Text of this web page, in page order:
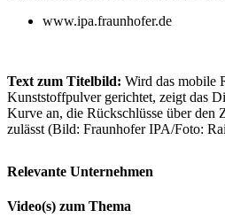
www.ipa.fraunhofer.de
Text zum Titelbild: Wird das mobile
Kunststoffpulver gerichtet, zeigt das
Kurve an, die Rückschlüsse über den
zulässt (Bild: Fraunhofer IPA/Foto:
Relevante Unternehmen
Video(s) zum Thema